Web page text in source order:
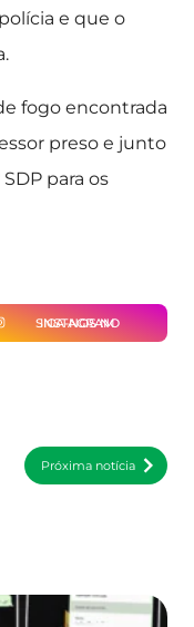
e que o
fogo encontrada
preso e junto
para os
SIGA-NOS NO INSTAGRAM
Próxima notícia